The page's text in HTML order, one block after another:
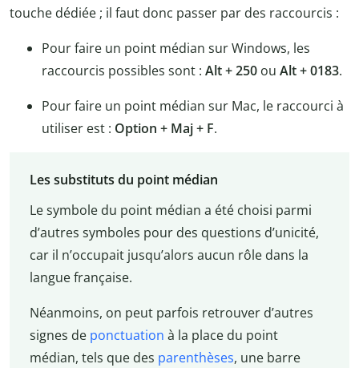
touche dédiée ; il faut donc passer par des raccourcis :
Pour faire un point médian sur Windows, les
raccourcis possibles sont : Alt + 250 ou Alt + 0183.
Pour faire un point médian sur Mac, le raccourci à
utiliser est : Option + Maj + F.
Les substituts du point médian
Le symbole du point médian a été choisi parmi
d’autres symboles pour des questions d’unicité,
car il n’occupait jusqu’alors aucun rôle dans la
langue française.
Néanmoins, on peut parfois retrouver d’autres
signes de ponctuation à la place du point
médian, tels que des parenthèses, une barre